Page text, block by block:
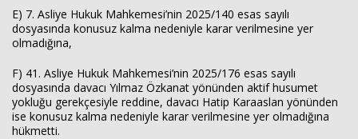
E) 7. Asliye Hukuk Mahkemesi’nin 2025/140 esas sayılı
dosyasında konusuz kalma nedeniyle karar verilmesine yer
olmadığına,
F) 41. Asliye Hukuk Mahkemesi’nin 2025/176 esas sayılı
dosyasında davacı Yılmaz Özkanat yönünden aktif husumet
yokluğu gerekçesiyle reddine, davacı Hatip Karaaslan yönünden
ise konusuz kalma nedeniyle karar verilmesine yer olmadığına
hükmetti.